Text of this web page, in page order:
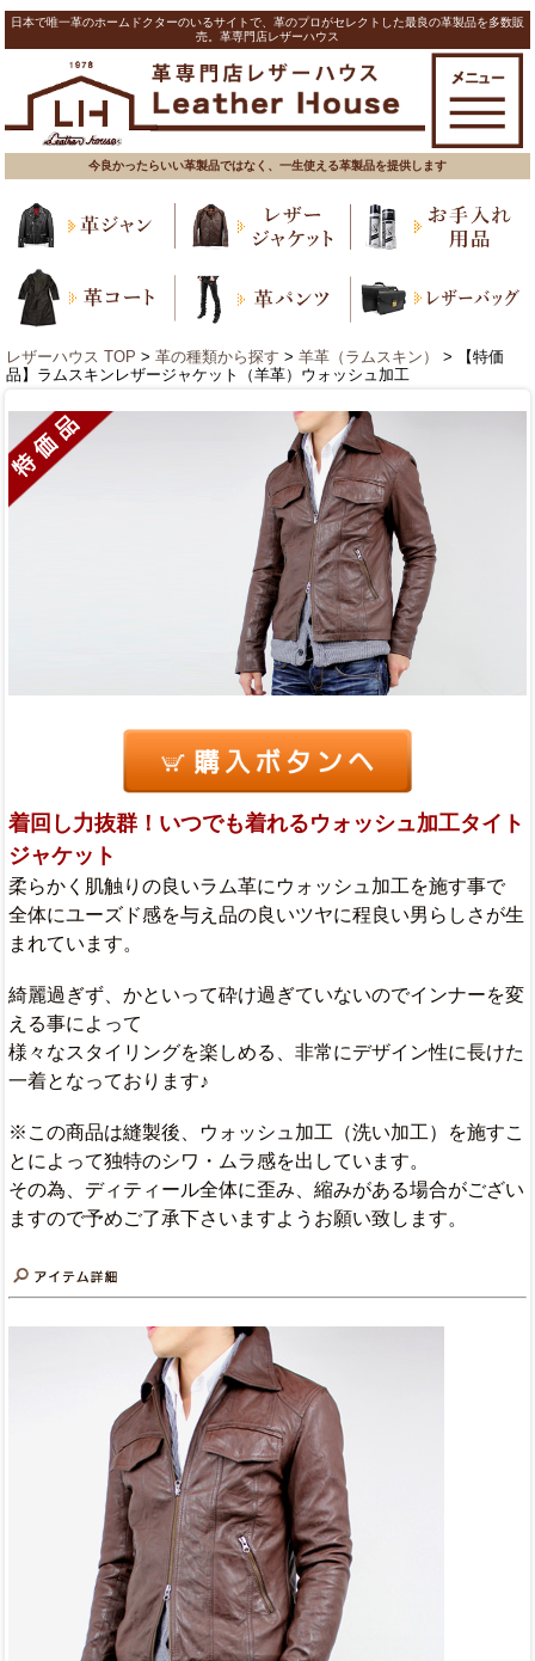
日本で唯一革のホームドクターのいるサイトで、革のプロがセレクトした最良の革製品を多数販
売。革専門店レザーハウス
今良かったらいい革製品ではなく、一生使える革製品を提供します
レザーハウス TOP > 革の種類から探す > 羊革（ラムスキン）
> 【特価
品】ラムスキンレザージャケット（羊革）ウォッシュ加工
着回し力抜群！いつでも着れるウォッシュ加工タイト
ジャケット
柔らかく肌触りの良いラム革にウォッシュ加工を施す事で
全体にユーズド感を与え品の良いツヤに程良い男らしさが生
まれています。
綺麗過ぎず、かといって砕け過ぎていないのでインナーを変
える事によって
様々なスタイリングを楽しめる、非常にデザイン性に長けた
一着となっております♪
※この商品は縫製後、ウォッシュ加工（洗い加工）を施すこ
とによって独特のシワ・ムラ感を出しています。
その為、ディティール全体に歪み、縮みがある場合がござい
ますので予めご了承下さいますようお願い致します。